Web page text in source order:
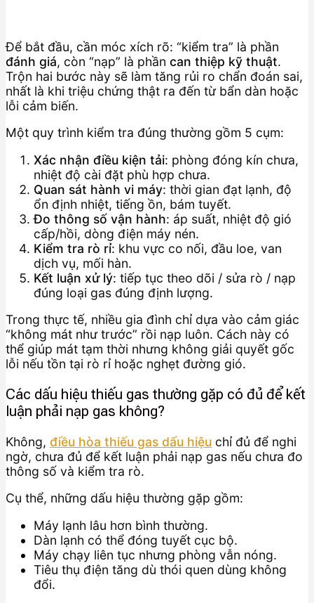
Để bắt đầu, cần móc xích rõ: “kiểm tra” là phần
đánh giá, còn “nạp” là phần can thiệp kỹ thuật.
Trộn hai bước này sẽ làm tăng rủi ro chẩn đoán sai,
nhất là khi triệu chứng thật ra đến từ bẩn dàn hoặc
lỗi cảm biến.
Một quy trình kiểm tra đúng thường gồm 5 cụm:
Xác nhận điều kiện tải: phòng đóng kín chưa,
nhiệt độ cài đặt phù hợp chưa.
Quan sát hành vi máy: thời gian đạt lạnh, độ
ổn định nhiệt, tiếng ồn, bám tuyết.
Đo thông số vận hành: áp suất, nhiệt độ gió
cấp/hồi, dòng điện máy nén.
Kiểm tra rò rỉ: khu vực co nối, đầu loe, van
dịch vụ, mối hàn.
Kết luận xử lý: tiếp tục theo dõi / sửa rò / nạp
đúng loại gas đúng định lượng.
Trong thực tế, nhiều gia đình chỉ dựa vào cảm giác
“không mát như trước” rồi nạp luôn. Cách này có
thể giúp mát tạm thời nhưng không giải quyết gốc
lỗi nếu tồn tại rò rỉ hoặc nghẹt đường gió.
Các dấu hiệu thiếu gas thường gặp có đủ để kết
luận phải nạp gas không?
Không, điều hòa thiếu gas dấu hiệu chỉ đủ để nghi
ngờ, chưa đủ để kết luận phải nạp gas nếu chưa đo
thông số và kiểm tra rò.
Cụ thể, những dấu hiệu thường gặp gồm:
Máy lạnh lâu hơn bình thường.
Dàn lạnh có thể đóng tuyết cục bộ.
Máy chạy liên tục nhưng phòng vẫn nóng.
Tiêu thụ điện tăng dù thói quen dùng không
đổi.